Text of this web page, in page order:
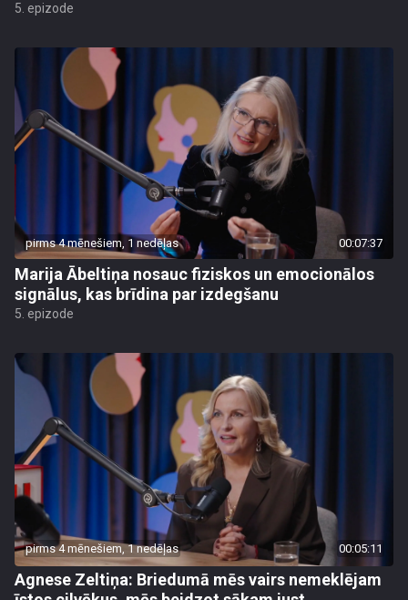
5. epizode
pirms 4 mēnešiem, 1 nedēļas 00:07:37
Marija Ābeltiņa nosauc fiziskos un emocionālos
signālus, kas brīdina par izdegšanu
5. epizode
pirms 4 mēnešiem, 1 nedēļas 00:05:11
Agnese Zeltiņa: Briedumā mēs vairs nemeklējam